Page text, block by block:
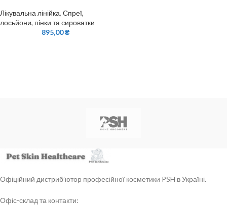
Лікувальна лінійка, Спреї,
лосьйони, пінки та сироватки
895,00₴
Офіційний дистриб’ютор професійної косметики PSH в Україні.
Офіс-склад та контакти: